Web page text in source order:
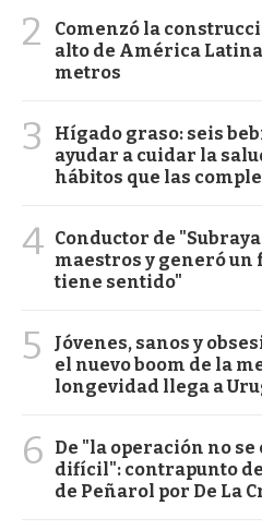
2
Comenzó la
alto de América
metros
3
Hígado graso: seis
ayudar a cuidar la
hábitos que las
4 Conductor de
maestros y generó un
tiene sentido"
5
Jóvenes, sanos y
el nuevo boom de la
longevidad llega a
6
De "la operación no
difícil": contrapunto
de Peñarol por De La